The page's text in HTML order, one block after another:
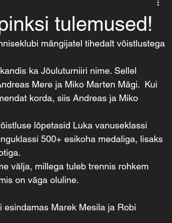
tulemused!
mängijatel tihedalt võistlustega
ka Jõuluturniiri nime. Sellel
Mere ja Miko Marten Mägi.  Kui
korda, siis Andreas ja Miko
lõpetasid Luka vanuseklassi
500+ esikoha medaliga, lisaks
välja, millega tuleb trennis rohkem
on väga oluline.
Marek Mesila ja Robi